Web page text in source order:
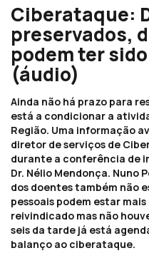
Ciberataque:
preservados,
podem ter
(áudio)
Ainda não há prazo para
está a condicionar a
Região. Uma informação
diretor de serviços de
durante a conferência de
Dr. Nélio Mendonça. Nuno
dos doentes também não
pessoais podem estar
reivindicado mas não
seis da tarde já está
balanço ao ciberataque.